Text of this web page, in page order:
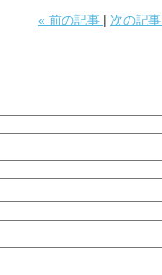
« 前の記事 次の記事